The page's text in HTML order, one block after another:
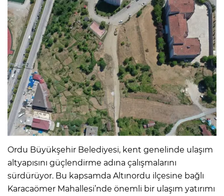
Ordu Büyükşehir Belediyesi, kent genelinde ulaşım
altyapısını güçlendirme adına çalışmalarını
sürdürüyor. Bu kapsamda Altınordu ilçesine bağlı
Karacaömer Mahallesi’nde önemli bir ulaşım yatırımı